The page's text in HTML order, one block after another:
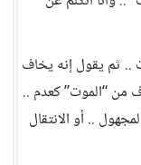
.. ثم يقول إنه يخاف
من “الموت” كعدم ..
.. أو الانتقال